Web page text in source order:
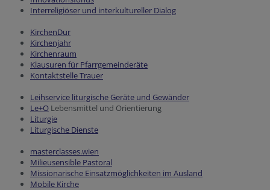
Interreligiöser und interkultureller Dialog
KirchenDur
Kirchenjahr
Kirchenraum
Klausuren für Pfarrgemeinderäte
Kontaktstelle Trauer
Leihservice liturgische Geräte und Gewänder
Le+O Lebensmittel und Orientierung
Liturgie
Liturgische Dienste
masterclasses.wien
Milieusensible Pastoral
Missionarische Einsatzmöglichkeiten im Ausland
Mobile Kirche